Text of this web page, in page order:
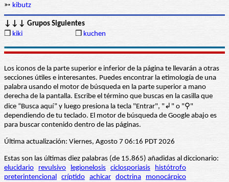
➳ kibutz
↓↓↓ Grupos Siguientes
❒ kiki ❒ kuchen
Los iconos de la parte superior e inferior de la página te llevarán a otras
secciones útiles e interesantes. Puedes encontrar la etimología de una
palabra usando el motor de búsqueda en la parte superior a mano
derecha de la pantalla. Escribe el término que buscas en la casilla que
dice “Busca aquí” y luego presiona la tecla "Entrar", "↲" o "⚲"
dependiendo de tu teclado. El motor de búsqueda de Google abajo es
para buscar contenido dentro de las páginas.
Última actualización: Viernes, Agosto 7 06:16 PDT 2026
Estas son las últimas diez palabras (de 15.865) añadidas al diccionario:
elucidario
revulsivo legionelosis ciclosporiasis
histótrofo
preterintencional críptido achicar doctrina monocárpico